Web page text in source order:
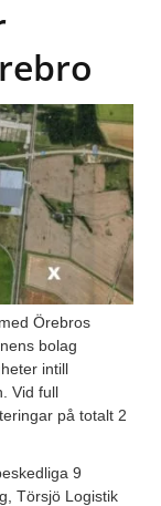
Örebros
bolag
intill
Vid full
på totalt 2
9
Törsjö Logistik